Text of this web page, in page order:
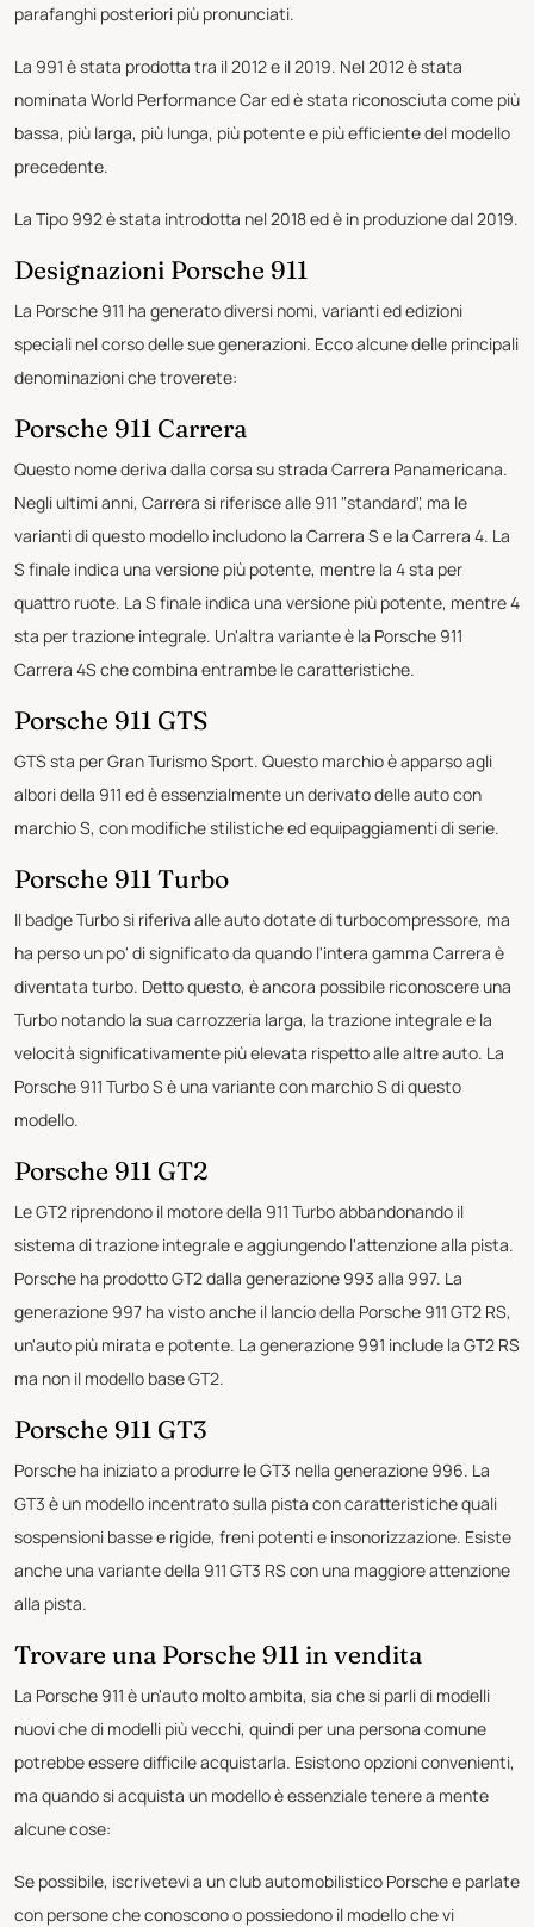
parafanghi posteriori più pronunciati.
La 991 è stata prodotta tra il 2012 e il 2019. Nel 2012 è stata
nominata World Performance Car ed è stata riconosciuta come più
bassa, più larga, più lunga, più potente e più efficiente del modello
precedente.
La Tipo 992 è stata introdotta nel 2018 ed è in produzione dal 2019.
Designazioni Porsche 911
La Porsche 911 ha generato diversi nomi, varianti ed edizioni
speciali nel corso delle sue generazioni. Ecco alcune delle principali
denominazioni che troverete:
Porsche 911 Carrera
Questo nome deriva dalla corsa su strada Carrera Panamericana.
Negli ultimi anni, Carrera si riferisce alle 911 "standard", ma le
varianti di questo modello includono la Carrera S e la Carrera 4. La
S finale indica una versione più potente, mentre la 4 sta per
quattro ruote. La S finale indica una versione più potente, mentre 4
sta per trazione integrale. Un'altra variante è la Porsche 911
Carrera 4S che combina entrambe le caratteristiche.
Porsche 911 GTS
GTS sta per Gran Turismo Sport. Questo marchio è apparso agli
albori della 911 ed è essenzialmente un derivato delle auto con
marchio S, con modifiche stilistiche ed equipaggiamenti di serie.
Porsche 911 Turbo
Il badge Turbo si riferiva alle auto dotate di turbocompressore, ma
ha perso un po' di significato da quando l'intera gamma Carrera è
diventata turbo. Detto questo, è ancora possibile riconoscere una
Turbo notando la sua carrozzeria larga, la trazione integrale e la
velocità significativamente più elevata rispetto alle altre auto. La
Porsche 911 Turbo S è una variante con marchio S di questo
modello.
Porsche 911 GT2
Le GT2 riprendono il motore della 911 Turbo abbandonando il
sistema di trazione integrale e aggiungendo l'attenzione alla pista.
Porsche ha prodotto GT2 dalla generazione 993 alla 997. La
generazione 997 ha visto anche il lancio della Porsche 911 GT2 RS,
un'auto più mirata e potente. La generazione 991 include la GT2 RS
ma non il modello base GT2.
Porsche 911 GT3
Porsche ha iniziato a produrre le GT3 nella generazione 996. La
GT3 è un modello incentrato sulla pista con caratteristiche quali
sospensioni basse e rigide, freni potenti e insonorizzazione. Esiste
anche una variante della 911 GT3 RS con una maggiore attenzione
alla pista.
Trovare una Porsche 911 in vendita
La Porsche 911 è un'auto molto ambita, sia che si parli di modelli
nuovi che di modelli più vecchi, quindi per una persona comune
potrebbe essere difficile acquistarla. Esistono opzioni convenienti,
ma quando si acquista un modello è essenziale tenere a mente
alcune cose:
Se possibile, iscrivetevi a un club automobilistico Porsche e parlate
con persone che conoscono o possiedono il modello che vi